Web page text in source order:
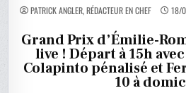
PATRICK ANGLER, RÉDACTEUR EN CHEF 18/
Grand Prix d’Émilie-
live ! Départ à 15h
Colapinto pénalisé et
10 à